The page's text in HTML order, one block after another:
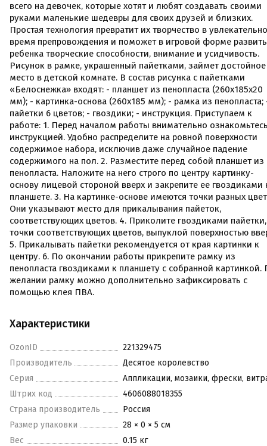
всего на девочек, которые хотят и любят создавать своими
руками маленькие шедевры для своих друзей и близких.
Простая технология превратит их творчество в
время препровождения и поможет в игровой форме
ребенка творческие способности, внимание и усидчивость.
Рисунок в рамке, украшенный пайетками, займет достойное
место в детской комнате. В состав рисунка с пайетками
«Белоснежка» входят: - планшет из пенопласта (260х185х20
мм); - картинка-основа (260х185 мм); - рамка из пенопласта;
пайетки 6 цветов; - гвоздики; - инструкция. Приступаем к
работе: 1. Перед началом работы внимательно
инструкцией. Удобно распределите на ровной поверхности
содержимое набора, исключив даже случайное падение
содержимого на пол. 2. Разместите перед собой планшет из
пенопласта. Наложите на него строго по центру картинку-
основу лицевой стороной вверх и закрепите ее гвоздиками
планшете. 3. На картинке-основе имеются точки разных
Они указывают место для прикалывания пайеток,
соответствующих цветов. 4. Приколите гвоздиками
точки соответствующих цветов, выпуклой поверхностью
5. Прикалывать пайетки рекомендуется от края картинки к
центру. 6. По окончании работы прикрепите рамку из
пенопласта гвоздиками к планшету с собранной картинкой.
желании рамку можно дополнительно зафиксировать с
помощью клея ПВА.
Характеристики
OzonID
221329475
Производитель
Десятое королевство
Серия
Аппликации, мозаики, фрески,
Штрих код
4606088018355
Страна производитель
Россия
Размер упаковки
28 × 0 × 5 см
Вес
0.15 кг